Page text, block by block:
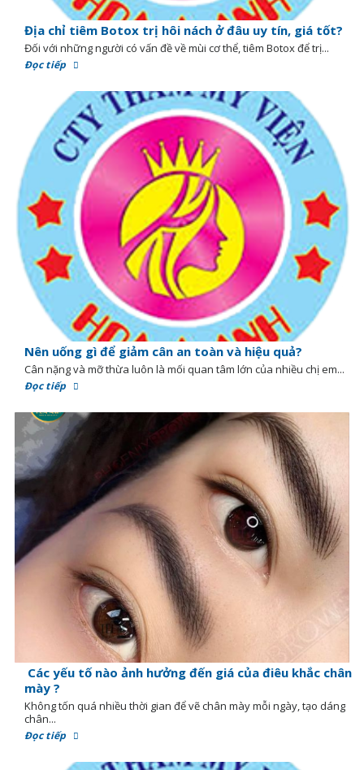
Địa chỉ tiêm Botox trị hôi nách ở đâu uy tín, giá tốt?
Đối với những người có vấn đề về mùi cơ thể, tiêm Botox để trị...
Đọc tiếp
Nên uống gì để giảm cân an toàn và hiệu quả?
Cân nặng và mỡ thừa luôn là mối quan tâm lớn của nhiều chị em...
Đọc tiếp
Các yếu tố nào ảnh hưởng đến giá của điêu khắc chân
mày ?
Không tốn quá nhiều thời gian để vẽ chân mày mỗi ngày, tạo dáng
chân...
Đọc tiếp